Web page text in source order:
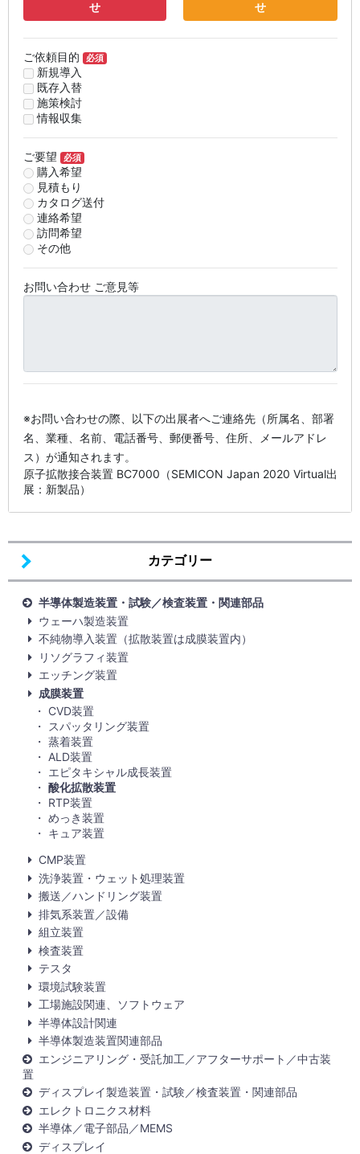
カテゴリー
半導体製造装置・試験／検査装置・関連部品
ウェーハ製造装置
不純物導入装置（拡散装置は成膜装置内）
リソグラフィ装置
エッチング装置
成膜装置
CVD装置
スパッタリング装置
蒸着装置
ALD装置
エピタキシャル成長装置
酸化拡散装置
RTP装置
めっき装置
キュア装置
CMP装置
洗浄装置・ウェット処理装置
搬送／ハンドリング装置
排気系装置／設備
組立装置
検査装置
テスタ
環境試験装置
工場施設関連、ソフトウェア
半導体設計関連
半導体製造装置関連部品
エンジニアリング・受託加工／アフターサポート／中古装
置
ディスプレイ製造装置・試験／検査装置・関連部品
エレクトロニクス材料
半導体／電子部品／MEMS
ディスプレイ
せ せ
ご依頼目的 必須
新規導入
既存入替
施策検討
情報収集
ご要望 必須
購入希望
見積もり
カタログ送付
連絡希望
訪問希望
その他
お問い合わせ ご意見等
※お問い合わせの際、以下の出展者へご連絡先（所属名、部署
名、業種、名前、電話番号、郵便番号、住所、メールアドレ
ス）が通知されます。
原子拡散接合装置 BC7000（SEMICON Japan 2020 Virtual出
展：新製品）